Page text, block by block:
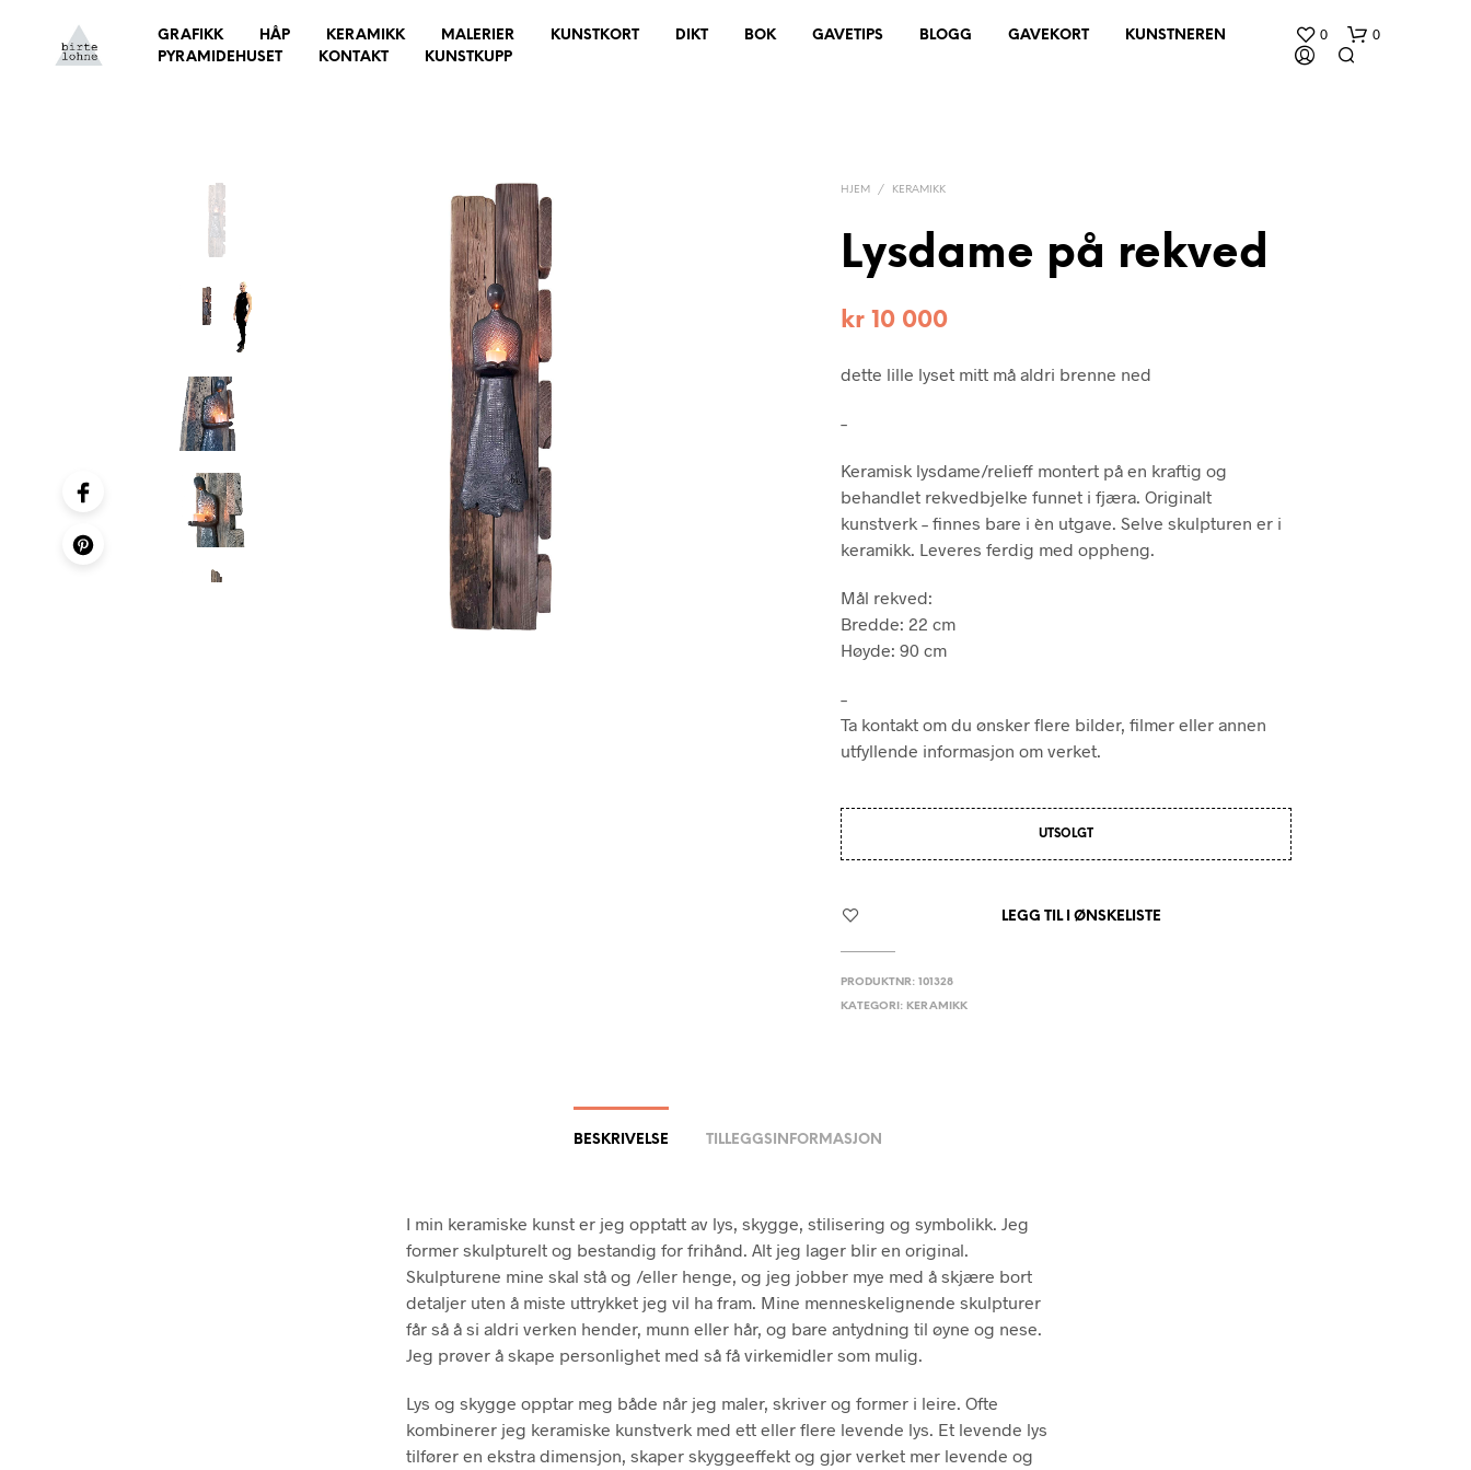
GRAFIKK HÅP KERAMIKK MALERIER KUNSTKORT DIKT BOK GAVETIPS BLOGG GAVEKORT
KUNSTNEREN
PYRAMIDEHUSET
KONTAKT KUNSTKUPP
0 0
HJEM / KERAMIKK
Lysdame på rekved
kr 10 000
dette lille lyset mitt må aldri brenne ned
–
Keramisk lysdame/relieff montert på en kraftig og
behandlet rekvedbjelke funnet i fjæra. Originalt
kunstverk – finnes bare i èn utgave. Selve skulpturen er i
keramikk. Leveres ferdig med oppheng.
Mål rekved:
Bredde: 22 cm
Høyde: 90 cm
–
Ta kontakt om du ønsker flere bilder, filmer eller annen
utfyllende informasjon om verket.
UTSOLGT
LEGG TIL I ØNSKELISTE
PRODUKTNR:101328
KATEGORI: KERAMIKK
BESKRIVELSE TILLEGGSINFORMASJON
I min keramiske kunst er jeg opptatt av lys, skygge, stilisering og symbolikk. Jeg
former skulpturelt og bestandig for frihånd. Alt jeg lager blir en original.
Skulpturene mine skal stå og /eller henge, og jeg jobber mye med å skjære bort
detaljer uten å miste uttrykket jeg vil ha fram. Mine menneskelignende skulpturer
får så å si aldri verken hender, munn eller hår, og bare antydning til øyne og nese.
Jeg prøver å skape personlighet med så få virkemidler som mulig.
Lys og skygge opptar meg både når jeg maler, skriver og former i leire. Ofte
kombinerer jeg keramiske kunstverk med ett eller flere levende lys. Et levende lys
tilfører en ekstra dimensjon, skaper skyggeeffekt og gjør verket mer levende og